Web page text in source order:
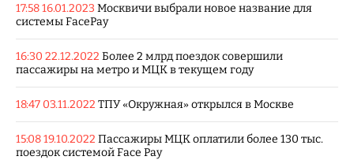
17:58 16.01.2023 Москвичи выбрали новое название для
системы FacePay
16:30 22.12.2022 Более 2 млрд поездок совершили
пассажиры на метро и МЦК в текущем году
18:47 03.11.2022 ТПУ «Окружная» открылся в Москве
15:08 19.10.2022 Пассажиры МЦК оплатили более 130 тыс.
поездок системой Face Pay